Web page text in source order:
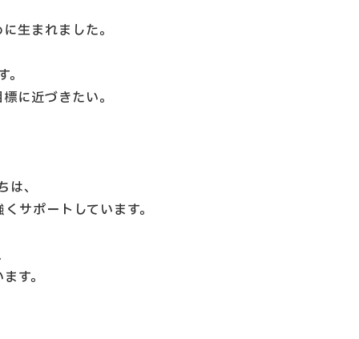
生まれました。
に近づきたい。
、
サポートしています。
す。